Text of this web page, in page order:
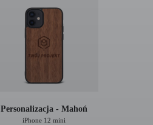
Personalizacja - Mahoń
iPhone 12 mini